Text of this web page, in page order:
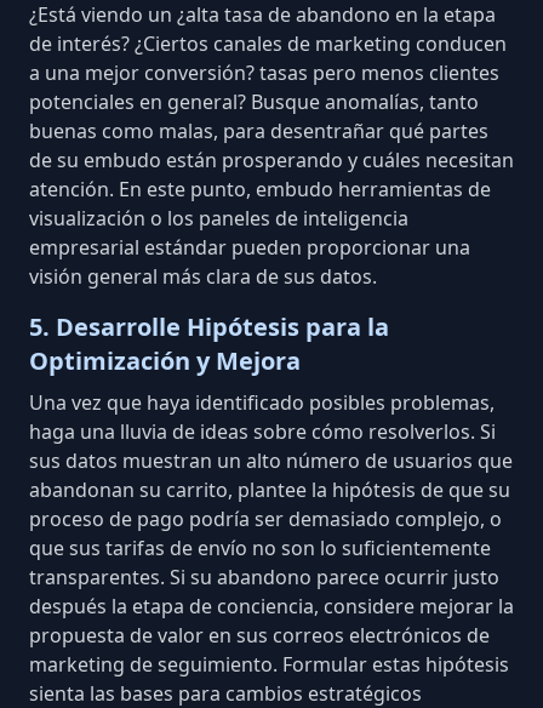
¿Está viendo un ¿alta tasa de abandono en la etapa
de interés? ¿Ciertos canales de marketing conducen
a una mejor conversión? tasas pero menos clientes
potenciales en general? Busque anomalías, tanto
buenas como malas, para desentrañar qué partes
de su embudo están prosperando y cuáles necesitan
atención. En este punto, embudo herramientas de
visualización o los paneles de inteligencia
empresarial estándar pueden proporcionar una
visión general más clara de sus datos.
5. Desarrolle Hipótesis para la
Optimización y Mejora
Una vez que haya identificado posibles problemas,
haga una lluvia de ideas sobre cómo resolverlos. Si
sus datos muestran un alto número de usuarios que
abandonan su carrito, plantee la hipótesis de que su
proceso de pago podría ser demasiado complejo, o
que sus tarifas de envío no son lo suficientemente
transparentes. Si su abandono parece ocurrir justo
después la etapa de conciencia, considere mejorar la
propuesta de valor en sus correos electrónicos de
marketing de seguimiento. Formular estas hipótesis
sienta las bases para cambios estratégicos